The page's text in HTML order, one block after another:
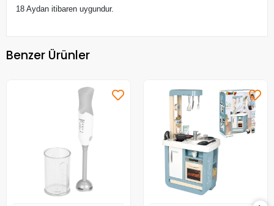
18 Aydan itibaren uygundur.
Benzer Ürünler